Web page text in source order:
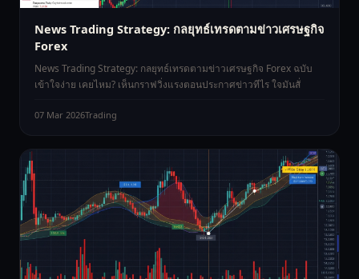
News Trading Strategy: กลยุทธ์เทรดตามข่าวเศรษฐกิจ
Forex
News Trading Strategy: กลยุทธ์เทรดตามข่าวเศรษฐกิจ Forex ฉบับ
เข้าใจง่าย เคยไหม? เห็นกราฟวิ่งแรงตอนประกาศข่าวทีไร ใจมันสั่
07 Mar 2026Trading